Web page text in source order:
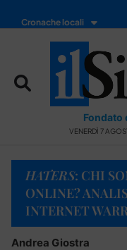
Cronache locali
Fondato
VENERDÌ 7
HATERS: CHI
ONLINE?
INTERNET
Andrea Giostra